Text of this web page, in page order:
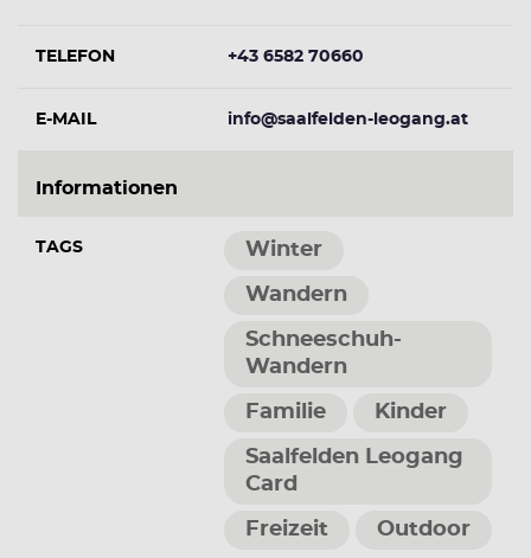
TELEFON +43 6582 70660
E-MAIL info@saalfelden-leogang.at
Informationen
TAGS Winter
Wandern
Schneeschuh-
Wandern
Familie Kinder
Saalfelden Leogang
Card
Freizeit Outdoor